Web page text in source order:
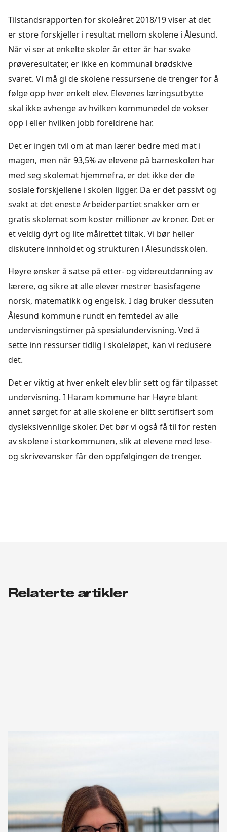
Tilstandsrapporten for skoleåret 2018/19 viser at det
er store forskjeller i resultat mellom skolene i Ålesund.
Når vi ser at enkelte skoler år etter år har svake
prøveresultater, er ikke en kommunal brødskive
svaret. Vi må gi de skolene ressursene de trenger for å
følge opp hver enkelt elev. Elevenes læringsutbytte
skal ikke avhenge av hvilken kommunedel de vokser
opp i eller hvilken jobb foreldrene har.
Det er ingen tvil om at man lærer bedre med mat i
magen, men når 93,5% av elevene på barneskolen har
med seg skolemat hjemmefra, er det ikke der de
sosiale forskjellene i skolen ligger. Da er det passivt og
svakt at det eneste Arbeiderpartiet snakker om er
gratis skolemat som koster millioner av kroner. Det er
et veldig dyrt og lite målrettet tiltak. Vi bør heller
diskutere innholdet og strukturen i Ålesundsskolen.
Høyre ønsker å satse på etter- og videreutdanning av
lærere, og sikre at alle elever mestrer basisfagene
norsk, matematikk og engelsk. I dag bruker dessuten
Ålesund kommune rundt en femtedel av alle
undervisningstimer på spesialundervisning. Ved å
sette inn ressurser tidlig i skoleløpet, kan vi redusere
det.
Det er viktig at hver enkelt elev blir sett og får tilpasset
undervisning. I Haram kommune har Høyre blant
annet sørget for at alle skolene er blitt sertifisert som
dysleksivennlige skoler. Det bør vi også få til for resten
av skolene i storkommunen, slik at elevene med lese-
og skrivevansker får den oppfølgingen de trenger.
Relaterte artikler